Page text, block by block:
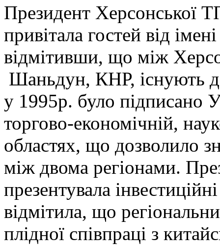
Президент Херсонської
привітала гостей від
відмітивши, що між
Шаньдун, КНР, існують
у 1995р. було підписано
торгово-економічній,
областях, що дозволило
між двома регіонами.
презентувала
відмітила, що
плідної співпраці з